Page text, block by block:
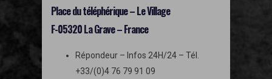
Place du téléphérique – Le Village
F-05320 La Grave – France
Répondeur – Infos 24H/24 – Tél.
+33/(0)4 76 79 91 09